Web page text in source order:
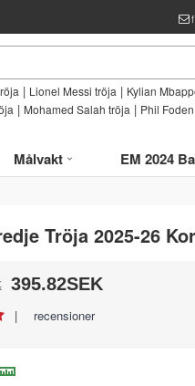
| Lionel Messi tröja | Kylian
| Mohamed Salah tröja | Phil
Målvakt EM 2024
Tröja 2025-26
395.82SEK
| recensioner